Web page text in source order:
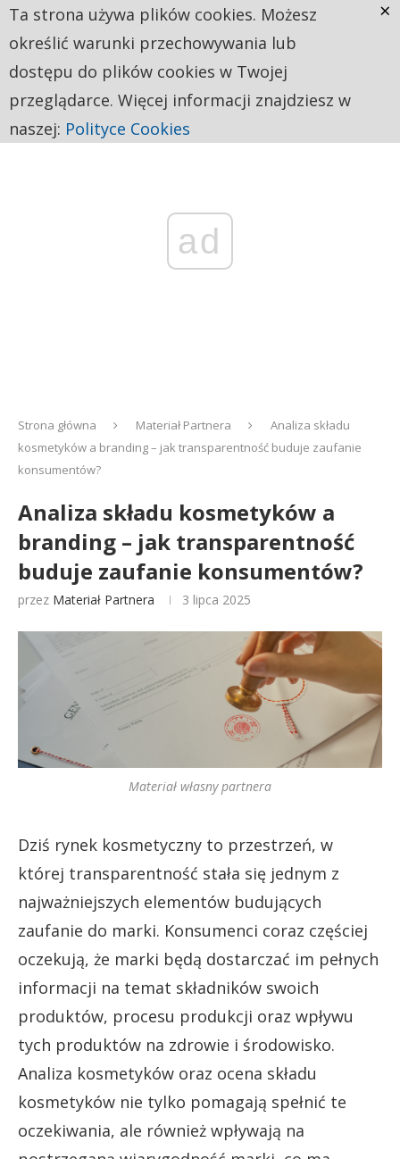
ad
Strona główna Materiał Partnera
Analiza składu
kosmetyków a branding – jak transparentność buduje zaufanie
konsumentów?
Analiza składu kosmetyków a
branding – jak transparentność
buduje zaufanie konsumentów?
przez Materiał Partnera 3 lipca 2025
Materiał własny partnera
Dziś rynek kosmetyczny to przestrzeń, w
której transparentność stała się jednym z
najważniejszych elementów budujących
zaufanie do marki. Konsumenci coraz częściej
oczekują, że marki będą dostarczać im pełnych
informacji na temat składników swoich
produktów, procesu produkcji oraz wpływu
tych produktów na zdrowie i środowisko.
Analiza kosmetyków oraz ocena składu
kosmetyków nie tylko pomagają spełnić te
oczekiwania, ale również wpływają na
Ta strona używa plików cookies. Możesz
określić warunki przechowywania lub
dostępu do plików cookies w Twojej
przeglądarce. Więcej informacji znajdziesz w
naszej: Polityce Cookies
×